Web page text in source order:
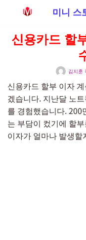
텐
너
뛰
기
미니 스
신용카드 할
김지훈
신용카드 할부 이자
겠습니다. 지난달 노
를 경험했습니다. 200
는 부담이 컸기에 할
이자가 얼마나 발생